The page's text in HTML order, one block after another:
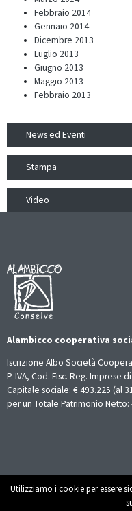
Febbraio 2014
Gennaio 2014
Dicembre 2013
Luglio 2013
Giugno 2013
Maggio 2013
Febbraio 2013
News ed Eventi
Stampa
Video
Alambicco cooperativa
Iscrizione Albo Società
P. IVA, Cod. Fisc. Reg. Imprese
Capitale sociale: € 493.225 (al
per un Totale Patrimonio
Privacy
Utilizziamo i cookie per essere